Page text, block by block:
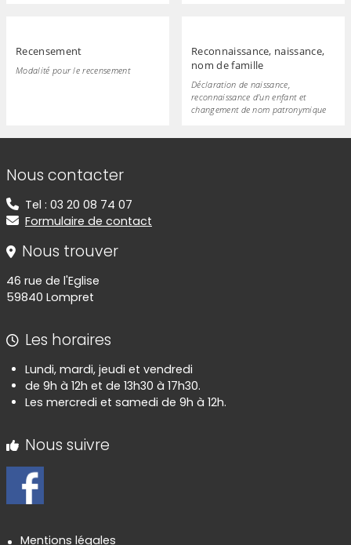
Recensement
Modalité pour le recensement
Reconnaissance, naissance,
nom de famille
Déclaration de naissance,
reconnaissance d'un enfant et
changement de nom patronymique
Informations de contact
Nous contacter
Tel : 03 20 08 74 07
Formulaire de contact
Nous trouver
46 rue de l'Eglise
59840 Lompret
Les horaires
Lundi, mardi, jeudi et vendredi
de 9h à 12h et de 13h30 à 17h30.
Les mercredi et samedi de 9h à 12h.
Nous suivre
Mentions légales